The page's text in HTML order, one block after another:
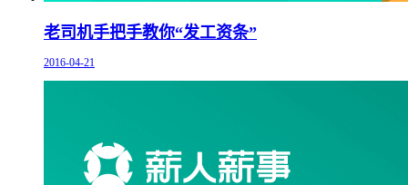
老司机手把手教你“发工资条”
2016-04-21